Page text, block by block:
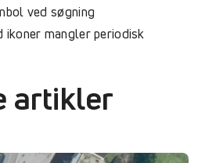
ved søgning
ikoner mangler periodisk
artikler